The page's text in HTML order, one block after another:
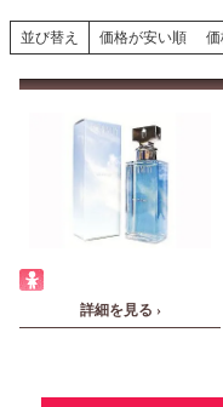
並び替え 価格が安い順
詳細を見る ›